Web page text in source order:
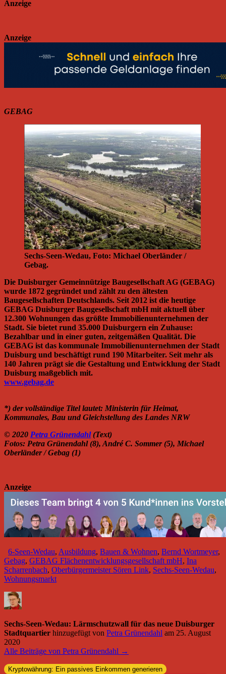
Anzeige
Anzeige
GEBAG
Sechs-Seen-Wedau, Foto: Michael Oberländer /
Gebag.
Die Duisburger Gemeinnützige Baugesellschaft AG (GEBAG)
wurde 1872 gegründet und zählt zu den ältesten
Baugesellschaften Deutschlands. Seit 2012 ist die heutige
GEBAG Duisburger Baugesellschaft mbH mit aktuell über
12.300 Wohnungen das größte Immobilienunternehmen der
Stadt. Sie bietet rund 35.000 Duisburgern ein Zuhause:
Bezahlbar und in einer guten, zeitgemäßen Qualität. Die
GEBAG ist das kommunale Immobilienunternehmen der Stadt
Duisburg und beschäftigt rund 190 Mitarbeiter. Seit mehr als
140 Jahren prägt sie die Gestaltung und Entwicklung der Stadt
Duisburg maßgeblich mit.
www.gebag.de
*) der vollständige Titel lautet: Ministerin für Heimat,
Kommunales, Bau und Gleichstellung des Landes NRW
© 2020 Petra Grünendahl(Text)
Fotos: Petra Grünendahl (8), André C. Sommer (5), Michael
Oberländer / Gebag (1)
Anzeige
6-Seen-Wedau, Ausbildung, Bauen & Wohnen, Bernd Wortmeyer,
Gebag, GEBAG Flächenentwicklungsgesellschaft mbH, Ina
Scharrenbach, Oberbürgermeister Sören Link, Sechs-Seen-Wedau,
Wohnungsmarkt
Sechs-Seen-Wedau: Lärmschutzwall für das neue Duisburger
Stadtquartier hinzugefügt von Petra Grünendahl am 25. August
2020
Alle Beiträge von Petra Grünendahl →
Kryptowährung: Ein passives Einkommen generieren